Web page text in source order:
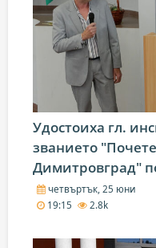
Удостоиха гл.
званието
Димитровград"
четвъртък, 25 юни
19:15
2.8k